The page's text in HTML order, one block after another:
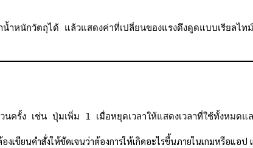
ำหนักวัตถุได้ แล้วแสดงค่าที่เปลี่ยนของแรงดึงดูดแบบเรียลไ
รั้ง เช่น ปุ่มเพิ่ม 1 เมื่อหยุดเวลาให้แสดงเวลาที่ใช้ทั้งหมดแ
เขียนคำสั่งให้ชัดเจนว่าต้องการให้เกิดอะไรขึ้นภายในเกมหรือแอ